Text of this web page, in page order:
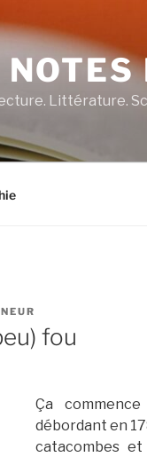
Littérature.
fou
Ça
débordant en
catacombes